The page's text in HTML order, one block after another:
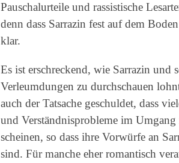
Pauschalurteile und rassistische
denn dass Sarrazin fest auf dem
klar.
Es ist erschreckend, wie Sarrazin
Verleumdungen zu durchschauen
auch der Tatsache geschuldet, dass
und Verständnisprobleme im
scheinen, so dass ihre Vorwürfe an
sind. Für manche eher romantisch